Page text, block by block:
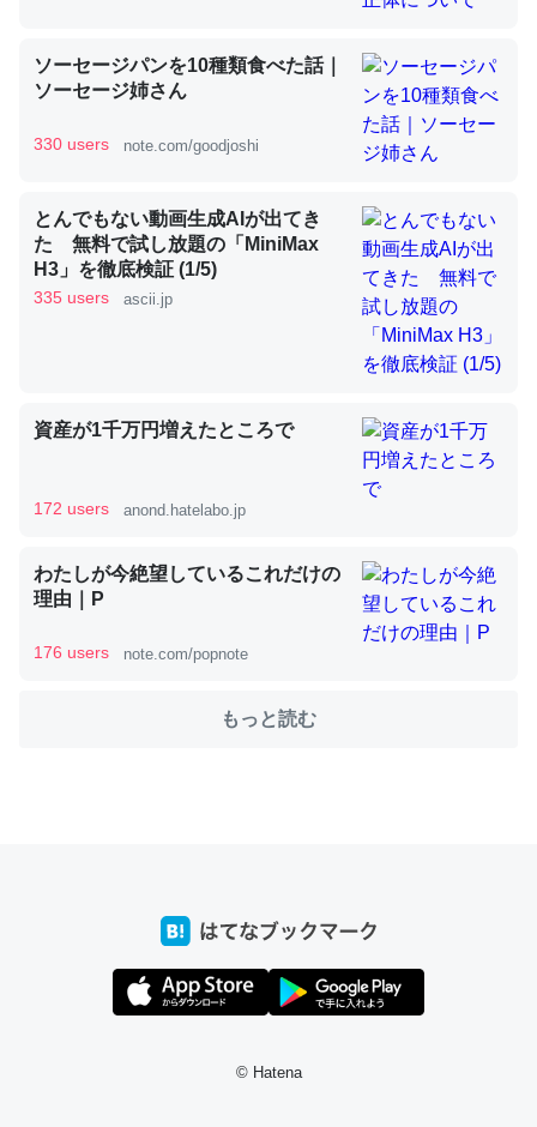
昆虫ってカルシウム少ないのか。知らんかった。調べたら
コオロギのカルシウム分はエビの600分の1程度。
論文では「淡水はカルシウムも酸素も不足してて両方に不
ずキチンを強化してる筈だが、酵素が違うのか？
─ニュース :: 【研究発表】昆虫学の大問題＝「昆虫はなぜ海にいな
これを元に考えるとカルシウムを大量に使う脊椎動物と貝
ジになったり努力してるし。
ウチもEchoを実家に置いて４年。でたまに覗いてる。ぼ
ちぼちRingも置こうかと画策中。あと、Googleマップで
位置情報を共有してる。電池残量や充電中かが分かるので
これ見て生きてるなって分かる。
ソーセージパンを10種類食べた話｜
ソーセージ姉さん
330 users note.com/goodjoshi
とんでもない動画生成AIが出てき
た 無料で試し放題の「MiniMax
H3」を徹底検証 (1/5)
335 users ascii.jp
資産が1千万円増えたところで
172 users anond.hatelabo.jp
わたしが今絶望しているこれだけの
理由｜P
176 users note.com/popnote
もっと読む
© Hatena